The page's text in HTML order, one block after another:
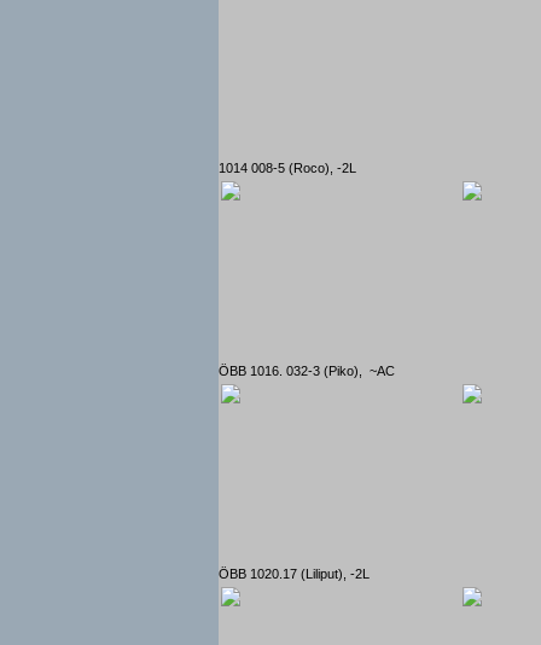
1014 008-5 (Roco), -2L
ÖBB 1016. 032-3 (Piko), ~AC
ÖBB 1020.17 (Liliput), -2L